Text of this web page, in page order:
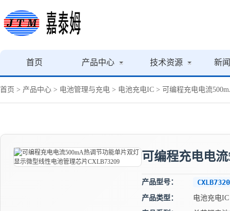
首页 产品中心 技术资源 新
首页 > 产品中心 > 电池管理与充电 > 电池充电IC > 可编程充电电流
可编程充电电
产品型号：
产品类型：
电池充电IC